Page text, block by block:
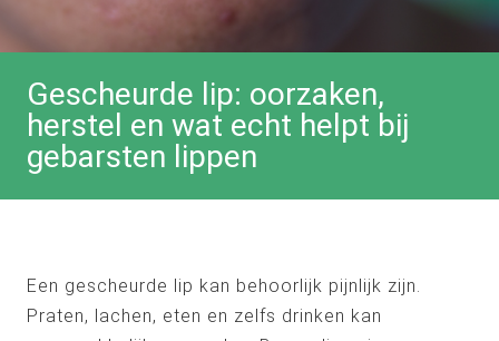
Gescheurde lip: oorzaken,
herstel en wat echt helpt bij
gebarsten lippen
Een gescheurde lip kan behoorlijk pijnlijk zijn.
Praten, lachen, eten en zelfs drinken kan